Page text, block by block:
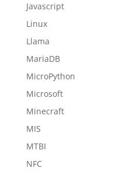
Javascript
Linux
Llama
MariaDB
MicroPython
Microsoft
Minecraft
MIS
MTBI
NFC